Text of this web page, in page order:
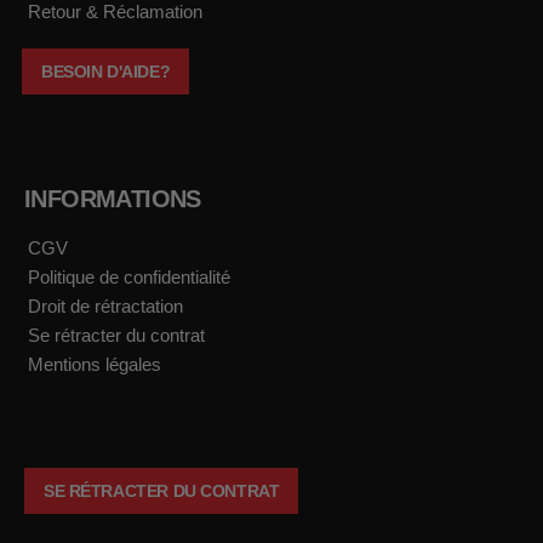
Retour & Réclamation
BESOIN D'AIDE?
INFORMATIONS
CGV
Politique de confidentialité
Droit de rétractation
Se rétracter du contrat
Mentions légales
SE RÉTRACTER DU CONTRAT